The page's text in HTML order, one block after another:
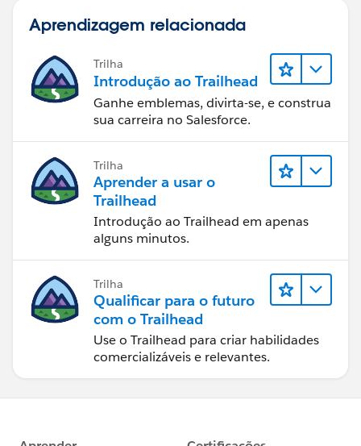
Aprendizagem relacionada
Trilha
Introdução ao Trailhead
Ganhe emblemas, divirta-se, e construa
sua carreira no Salesforce.
Trilha
Aprender a usar o
Trailhead
Introdução ao Trailhead em apenas
alguns minutos.
Trilha
Qualificar para o futuro
com o Trailhead
Use o Trailhead para criar habilidades
comercializáveis e relevantes.